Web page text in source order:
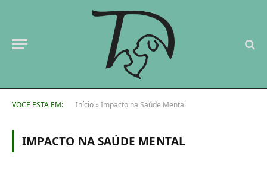
VOCÊ ESTÁ EM: Início »Impacto na Saúde Mental
IMPACTO NA SAÚDE MENTAL